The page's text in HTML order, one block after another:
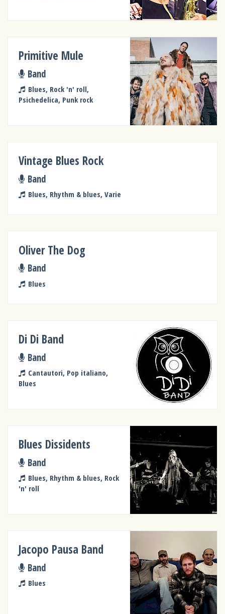
Primitive Mule
Band
Blues, Rock 'n' roll,
Psichedelica, Punk rock
Vintage Blues Rock
Band
Blues, Rhythm & blues, Varie
Oliver The Dog
Band
Blues
Di Di Band
Band
Cantautori, Pop italiano,
Blues
Blues Dissidents
Band
Blues, Rhythm & blues, Rock
'n' roll
Jacopo Pausa Band
Band
Blues